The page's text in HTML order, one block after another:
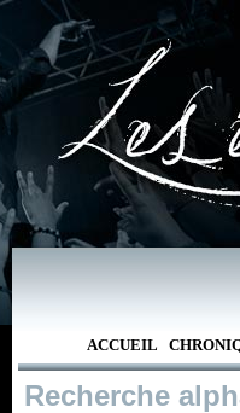
ACCUEIL
Recherche